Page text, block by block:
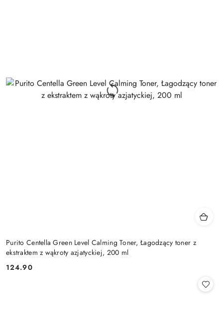
Purito Centella Green Level Calming Toner, Łagodzący toner z
ekstraktem z wąkroty azjatyckiej, 200 ml
Cena:
124.90